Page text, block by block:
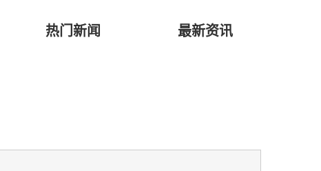
热门新闻 最新资讯